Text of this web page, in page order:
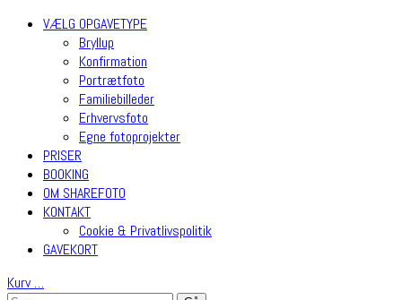
VÆLG OPGAVETYPE
Bryllup
Konfirmation
Portrætfoto
Familiebilleder
Erhvervsfoto
Egne fotoprojekter
PRISER
BOOKING
OM SHAREFOTO
KONTAKT
Cookie & Privatlivspolitik
GAVEKORT
Kurv…